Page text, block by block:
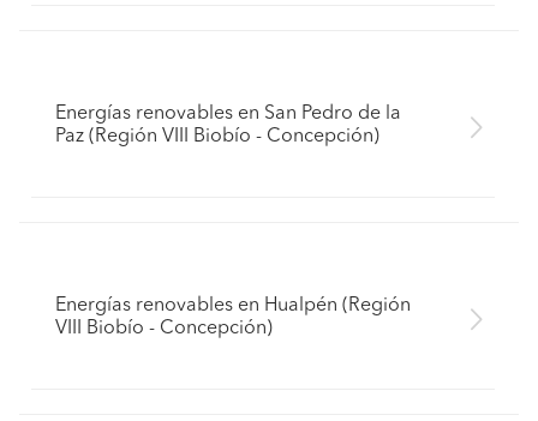
Energías renovables en San Pedro de la
Paz (Región VIII Biobío - Concepción)
Energías renovables en Hualpén (Región
VIII Biobío - Concepción)